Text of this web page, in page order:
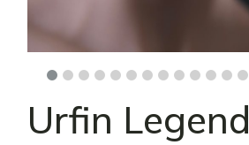
Urfin Legend